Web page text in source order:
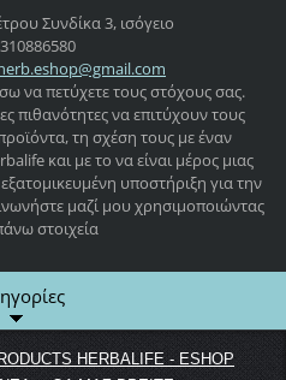
Συνδίκα 3, ισόγειο
op@gmail.com
να πετύχετε τους στόχους σας.
πιθανότητες να επιτύχουν τους
τη σχέση τους με έναν
και με το να είναι μέρος μιας
υποστήριξη για την
μαζί μου χρησιμοποιώντας
στοιχεία
HERBALIFE - ESHOP